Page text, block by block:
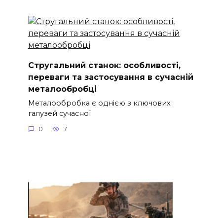
Стругальний станок: особливості,
переваги та застосування в сучасній
металообробці
Металообробка є однією з ключових
галузей сучасної
0 7